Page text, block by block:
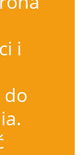
i
do